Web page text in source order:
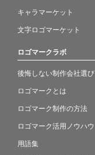
キャラマーケット
文字ロゴマーケット
ロゴマークラボ
後悔しない制作会社選び
ロゴマークとは
ロゴマーク制作の方法
ロゴマーク活用ノウハウ
用語集